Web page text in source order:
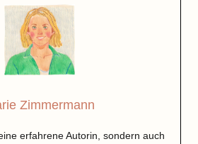
Zimmermann
erfahrene Autorin, sondern auch